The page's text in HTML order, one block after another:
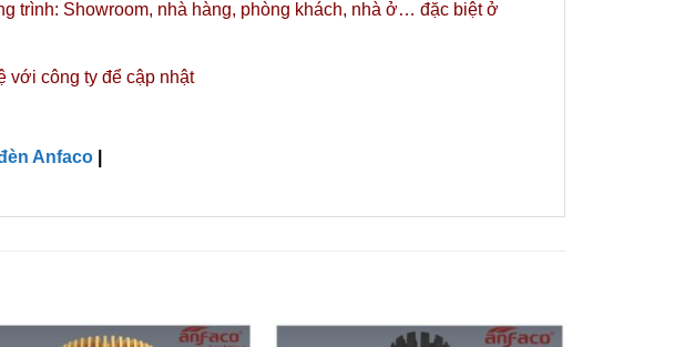
trình: Showroom, nhà hàng, phòng khách, nhà ở… đặc biệt ở
với công ty để cập nhật
Anfaco